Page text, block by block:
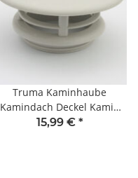
Truma Kaminhaube
Kamindach Deckel Kamin
Abgaskamin Heizung AK 3 +
15,99 € *